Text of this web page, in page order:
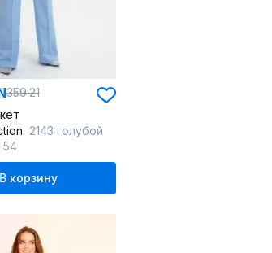
359.21
2143 голубой
54
В корзину